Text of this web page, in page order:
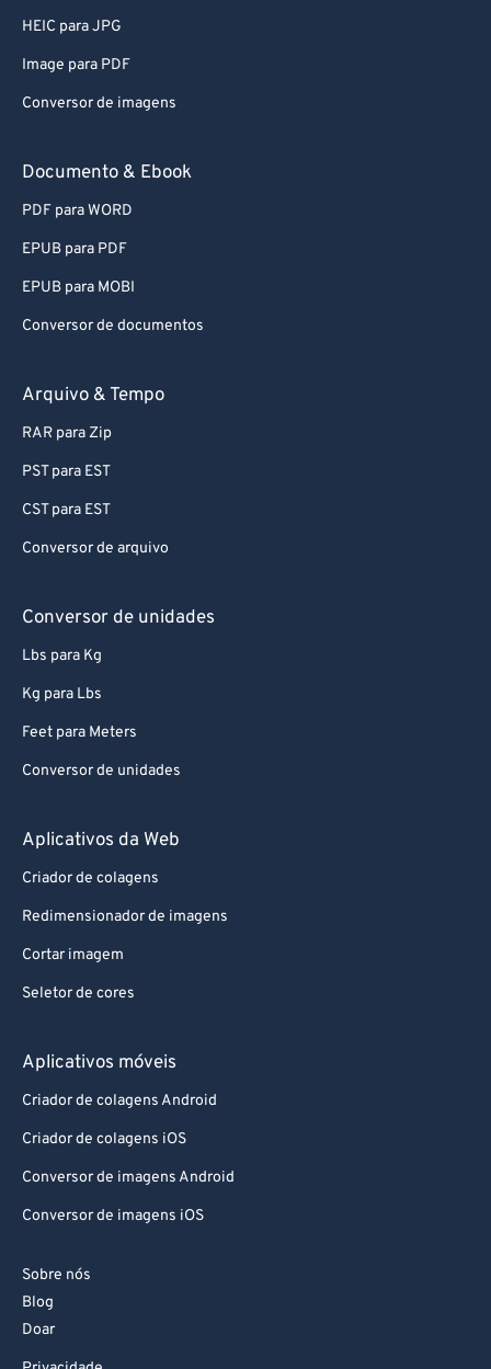
HEIC para JPG
Image para PDF
Conversor de imagens
Documento & Ebook
PDF para WORD
EPUB para PDF
EPUB para MOBI
Conversor de documentos
Arquivo & Tempo
RAR para Zip
PST para EST
CST para EST
Conversor de arquivo
Conversor de unidades
Lbs para Kg
Kg para Lbs
Feet para Meters
Conversor de unidades
Aplicativos da Web
Criador de colagens
Redimensionador de imagens
Cortar imagem
Seletor de cores
Aplicativos móveis
Criador de colagens Android
Criador de colagens iOS
Conversor de imagens Android
Conversor de imagens iOS
Sobre nós
Blog
Doar